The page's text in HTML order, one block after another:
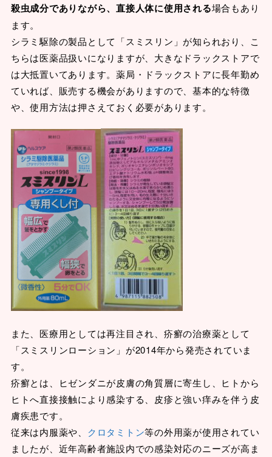
殺虫成分でありながら、直接人体に使用される場合もあり
ます。
シラミ駆除の製品として「スミスリン」が知られおり、こ
ちらは医薬品扱いになりますが、大きなドラックストアで
は大抵置いてあります。薬局・ドラックストアに長年勤め
ていれば、販売する機会がありますので、基本的な特徴
や、使用方法は押さえておく必要があります。
また、医療用としては再注目され、疥癬の治療薬として
「スミスリンローション」が2014年から発売されていま
す。
疥癬とは、ヒゼンダニが皮膚の角質層に寄生し、ヒトから
ヒトへ直接接触により感染する、皮疹と強い痒みを伴う皮
膚疾患です。
従来は内服薬や、 クロタミトン等の外用薬が使用されてい
ましたが、近年高齢者施設内での感染対応のニーズが高ま